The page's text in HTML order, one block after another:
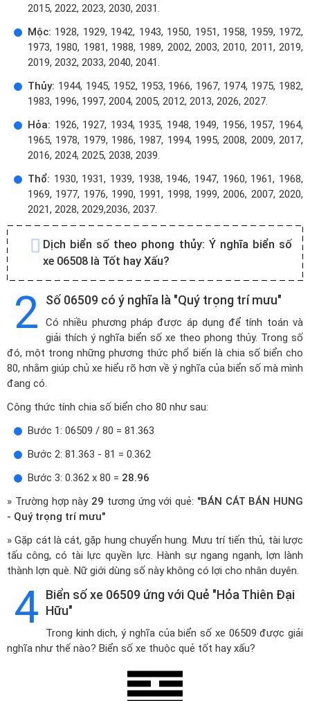
2015, 2022, 2023, 2030, 2031.
Mộc: 1928, 1929, 1942, 1943, 1950, 1951, 1958, 1959, 1972,
1973, 1980, 1981, 1988, 1989, 2002, 2003, 2010, 2011, 2019,
2019, 2032, 2033, 2040, 2041.
Thủy: 1944, 1945, 1952, 1953, 1966, 1967, 1974, 1975, 1982,
1983, 1996, 1997, 2004, 2005, 2012, 2013, 2026, 2027.
Hỏa: 1926, 1927, 1934, 1935, 1948, 1949, 1956, 1957, 1964,
1965, 1978, 1979, 1986, 1987, 1994, 1995, 2008, 2009, 2017,
2016, 2024, 2025, 2038, 2039.
Thổ: 1930, 1931, 1939, 1938, 1946, 1947, 1960, 1961, 1968,
1969, 1977, 1976, 1990, 1991, 1998, 1999, 2006, 2007, 2020,
2021, 2028, 2029,2036, 2037.
Dịch biển số theo phong thủy: Ý nghĩa biển số
xe 06508 là Tốt hay Xấu?
2 Số 06509 có ý nghĩa là "Quý trọng trí mưu"
Có nhiều phương pháp được áp dụng để tính toán và
giải thích ý nghĩa biển số xe theo phong thủy. Trong số
đó, một trong những phương thức phổ biến là chia số biển cho
80, nhằm giúp chủ xe hiểu rõ hơn về ý nghĩa của biển số mà mình
đang có.
Công thức tính chia số biển cho 80 như sau:
Bước 1: 06509 / 80 = 81.363
Bước 2: 81.363 - 81 = 0.362
Bước 3: 0.362 x 80 = 28.96
» Trường hợp này 29 tương ứng với quẻ: "BÁN CÁT BÁN HUNG
- Quý trọng trí mưu"
» Gặp cát là cát, gặp hung chuyển hung. Mưu trí tiến thủ, tài lược
tấu công, có tài lực quyền lực. Hành sự ngang ngạnh, lợn lành
thành lợn què. Nữ giới dùng số này không có lợi cho nhân duyên.
4 Biển số xe 06509 ứng với Quẻ "Hỏa Thiên Đại
Hữu"
Trong kinh dịch, ý nghĩa của biển số xe 06509 được giải
nghĩa như thế nào? Biển số xe thuộc quẻ tốt hay xấu?